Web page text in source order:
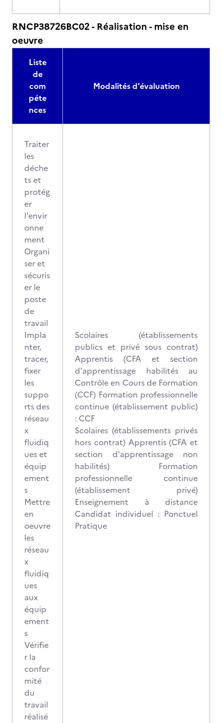
RNCP38726BC02 - Réalisation - mise en
oeuvre
Liste
de
com
péte
nces
Modalités d'évaluation
Traiter
les
déche
ts et
protég
er
l'envir
onne
ment
Organi
ser et
sécuris
er le
poste
de
travail
Impla
nter,
tracer,
fixer
les
suppo
rts des
réseau
x
fluidiq
ues et
équip
ement
s
Mettre
en
oeuvre
les
réseau
x
fluidiq
ues
aux
équip
ement
s
Vérifie
r la
confor
mité
du
travail
réalisé
Scolaires (établissements
publics et privé sous contrat)
Apprentis (CFA et section
d'apprentissage habilités au
Contrôle en Cours de Formation
(CCF) Formation professionnelle
continue (établissement public)
: CCF
Scolaires (établissements privés
hors contrat) Apprentis (CFA et
section d'apprentissage non
habilités) Formation
professionnelle continue
(établissement privé)
Enseignement à distance
Candidat individuel : Ponctuel
Pratique